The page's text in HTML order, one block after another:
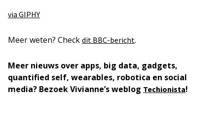
via GIPHY
Meer weten? Check dit BBC-bericht.
Meer nieuws over apps, big data, gadgets,
quantified self, wearables, robotica en social
media? Bezoek Vivianne’s weblog Techionista!